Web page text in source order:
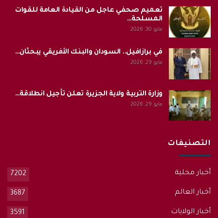
تعميم صحفي عاجل من القيادة العامة للقوات
المسلحة…
مايو 30, 2026
في برازافيل.. السودان والبنك الأفريقي يبحثان…
مايو 29, 2026
وزارة التربية ولاية الجزيرة تعلن تأجيل انطلاقة…
مايو 29, 2026
التصنيفات
أخبار محلية 7202
أخبار العالم 3687
أخبار الولايات 3591